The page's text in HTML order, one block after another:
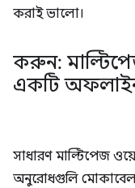
করাই ভালো।
করুন:
একটি
সাধারণ মাল্টিপেজ
অনুরোধগুলি